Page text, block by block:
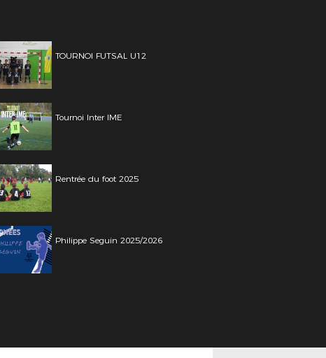
TOURNOI FUTSAL U12
Tournoi Inter IME
Rentrée du foot 2025
Philippe Seguin 2025/2026